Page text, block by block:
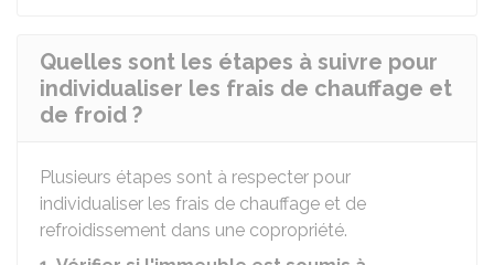
Quelles sont les étapes à suivre pour
individualiser les frais de chauffage et
de froid ?
Plusieurs étapes sont à respecter pour
individualiser les frais de chauffage et de
refroidissement dans une copropriété.